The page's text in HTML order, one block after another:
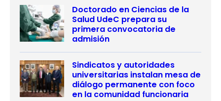
Doctorado en Ciencias de la
Salud UdeC prepara su
primera convocatoria de
admisión
Sindicatos y autoridades
universitarias instalan mesa de
diálogo permanente con foco
en la comunidad funcionaria